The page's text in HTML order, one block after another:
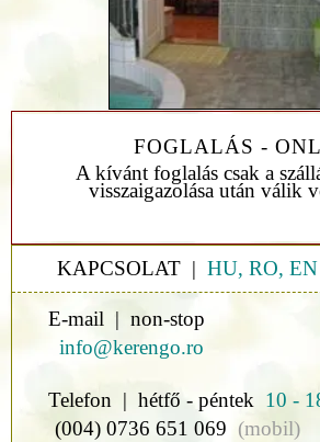
FOGLALÁS -
A kívánt foglalás csak a
visszaigazolása után válik
KAPCSOLAT | HU, RO, EN
E-mail | non-stop
info@kerengo.ro
Telefon | hétfő - péntek 10 -
(004) 0736 651 069 (mobil)